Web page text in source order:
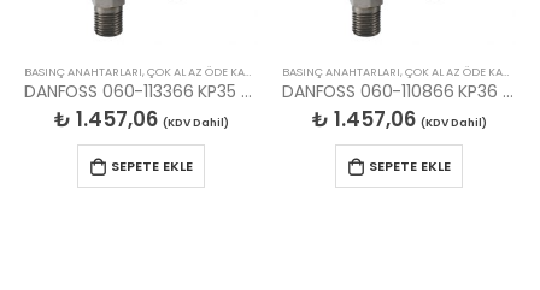
BASINÇ ANAHTARLARI,ÇOK AL AZ ÖDE KAMPANYA BASINÇ ŞALTERLERI
DANFOSS 060-113366 KP35 (0.2/7.5 BAR) PRESOSTAT
₺ 1.457,06(KDV Dahil)
SEPETE EKLE
BASINÇ ANAHTARLARI,ÇOK AL AZ ÖDE KAMPANYA BASINÇ ŞALTERLERI
DANFOSS 060-110866 KP36 (2/14 BAR) PRESOSTAT
₺ 1.457,06(KDV Dahil)
SEPETE EKLE